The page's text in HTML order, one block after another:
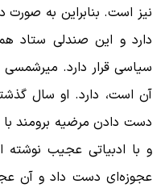
نیز است. بنابراین به صورت
دارد و این صندلی ستاد
سیاسی قرار دارد.
آن است، دارد. او سال
دست دادن مرضیه برومند
و با ادبیاتی عجیب
عجوزه‌ای دست داد و آن